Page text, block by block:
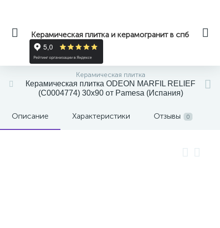
Керамическая плитка и керамогранит в спб
Керамическая плитка
Керамическая плитка ODEON MARFIL RELIEF
(С0004774) 30x90 от Pamesa (Испания)
Описание Характеристики Отзывы 0